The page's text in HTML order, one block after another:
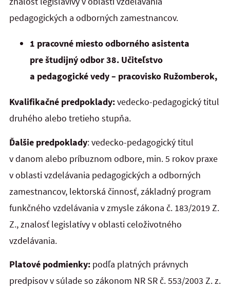
pedagogických a odborných zamestnancov.
1 pracovné miesto odborného asistenta
pre študijný odbor 38. Učiteľstvo
a pedagogické vedy – pracovisko Ružomberok,
Kvalifikačné predpoklady:vedecko-pedagogický titul
druhého alebo tretieho stupňa.
Ďalšie predpoklady: vedecko-pedagogický titul
v danom alebo príbuznom odbore, min. 5 rokov praxe
v oblasti vzdelávania pedagogických a odborných
zamestnancov, lektorská činnosť, základný program
funkčného vzdelávania v zmysle zákona č. 183/2019 Z.
Z., znalosť legislatívy v oblasti celoživotného
vzdelávania.
Platové podmienky: podľa platných právnych
predpisov v súlade so zákonom NR SR č. 553/2003 Z. z.